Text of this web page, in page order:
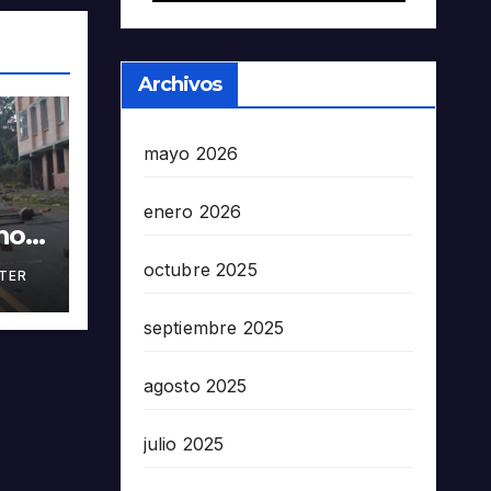
Archivos
mayo 2026
enero 2026
octubre 2025
septiembre 2025
agosto 2025
julio 2025